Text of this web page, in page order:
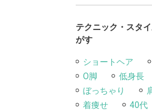
テクニック・スタ
がす
ショートヘア
O脚
低身長
ぼっちゃり
着痩せ
40代